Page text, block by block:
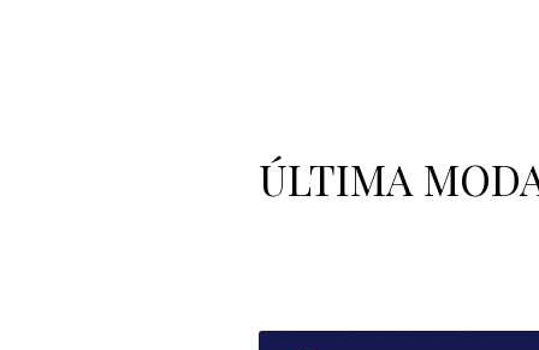
ÚLTIMA